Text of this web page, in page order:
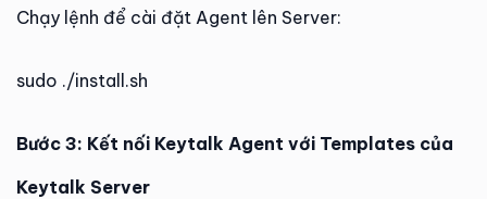
Chạy lệnh để cài đặt Agent lên Server:
sudo ./install.sh
Bước 3: Kết nối Keytalk Agent với Templates của
Keytalk Server